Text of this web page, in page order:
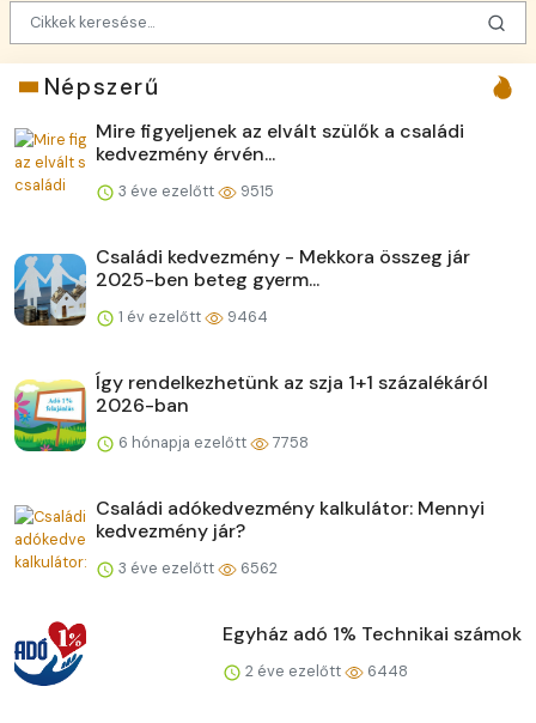
Népszerű
Mire figyeljenek az elvált szülők a családi
kedvezmény érvén...
3 éve ezelőtt 9515
Családi kedvezmény - Mekkora összeg jár
2025-ben beteg gyerm...
1 év ezelőtt 9464
Így rendelkezhetünk az szja 1+1 százalékáról
2026-ban
6 hónapja ezelőtt 7758
Családi adókedvezmény kalkulátor: Mennyi
kedvezmény jár?
3 éve ezelőtt 6562
Egyház adó 1% Technikai számok
2 éve ezelőtt 6448